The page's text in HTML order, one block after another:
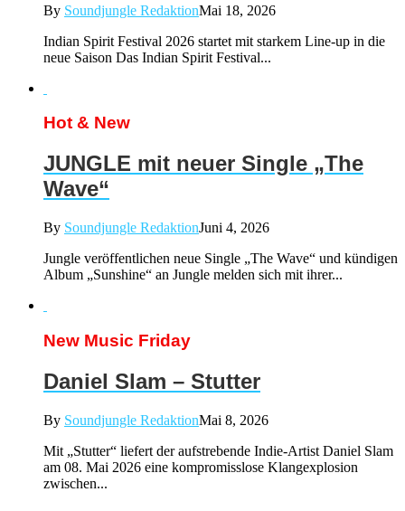
By Soundjungle RedaktionMai 18, 2026
Indian Spirit Festival 2026 startet mit starkem Line-up in die
neue Saison Das Indian Spirit Festival...
Hot & New
JUNGLE mit neuer Single „The
Wave“
By Soundjungle RedaktionJuni 4, 2026
Jungle veröffentlichen neue Single „The Wave“ und kündigen
Album „Sunshine“ an Jungle melden sich mit ihrer...
New Music Friday
Daniel Slam – Stutter
By Soundjungle RedaktionMai 8, 2026
Mit „Stutter“ liefert der aufstrebende Indie-Artist Daniel Slam
am 08. Mai 2026 eine kompromisslose Klangexplosion
zwischen...